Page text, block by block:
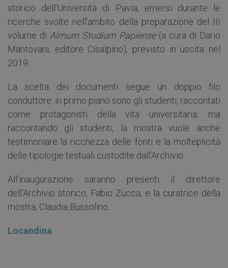
storico dell’Università di Pavia, emersi durante le
ricerche svolte nell’ambito della preparazione del III
volume di Almum Studium Papiense (a cura di Dario
Mantovani, editore Cisalpino), previsto in uscita nel
2019.
La scelta dei documenti segue un doppio filo
conduttore: in primo piano sono gli studenti, raccontati
come protagonisti della vita universitaria; ma
raccontando gli studenti, la mostra vuole anche
testimoniare la ricchezza delle fonti e la molteplicità
delle tipologie testuali custodite dall’Archivio.
All’inaugurazione saranno presenti il direttore
dell’Archivio storico, Fabio Zucca, e la curatrice della
mostra, Claudia Bussolino.
Locandina